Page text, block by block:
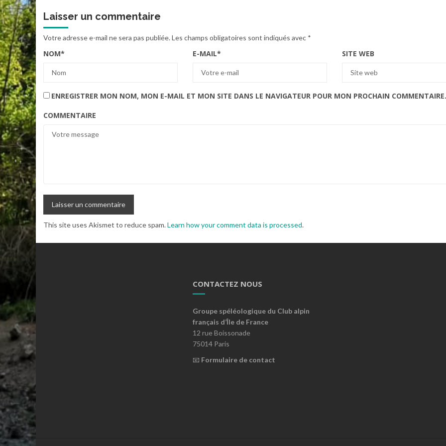
Laisser un commentaire
Votre adresse e-mail ne sera pas publiée.Les champs obligatoires sont indiqués avec *
NOM* E-MAIL* SITE WEB
ENREGISTRER MON NOM, MON E-MAIL ET MON SITE DANS LE NAVIGATEUR POUR MON PROCHAIN COMMENTAIRE.
COMMENTAIRE
This site uses Akismet to reduce spam.Learn how your comment data is processed.
CONTACTEZ NOUS
Groupe spéléologique du Club alpin
français d’Île de France
12 rue Boissonade
75014 Paris
📧 Formulaire de contact